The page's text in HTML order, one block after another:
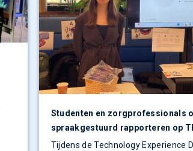
Studenten en zorgprofessionals
spraakgestuurd rapporteren op
Tijdens de Technology Experience